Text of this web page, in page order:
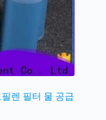
렌 필터 물 공급